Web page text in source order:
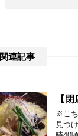
関連記事
【
※こ
見つ